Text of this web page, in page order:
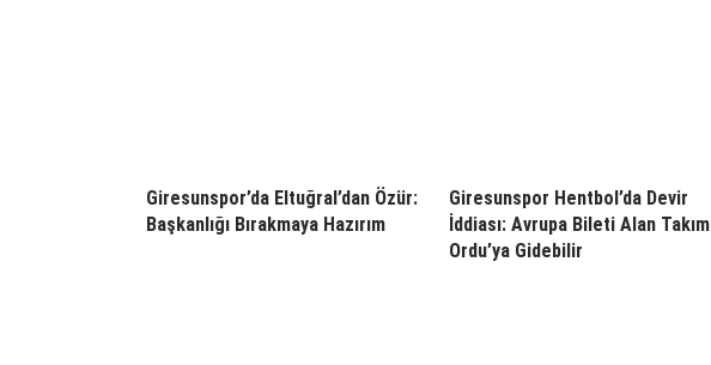
Giresunspor’da Eltuğral’dan Özür:
Başkanlığı Bırakmaya Hazırım
Giresunspor Hentbol’da Devir
İddiası: Avrupa Bileti Alan Takım
Ordu’ya Gidebilir